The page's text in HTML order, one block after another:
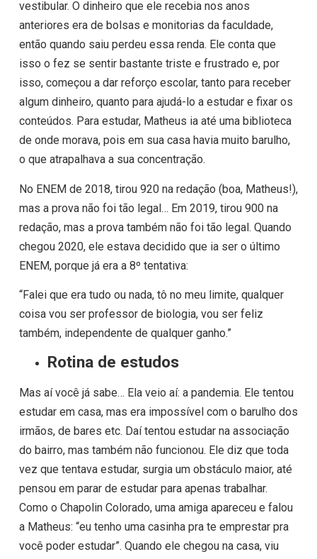
vestibular. O dinheiro que ele recebia nos anos
anteriores era de bolsas e monitorias da faculdade,
então quando saiu perdeu essa renda. Ele conta que
isso o fez se sentir bastante triste e frustrado e, por
isso, começou a dar reforço escolar, tanto para receber
algum dinheiro, quanto para ajudá-lo a estudar e fixar os
conteúdos. Para estudar, Matheus ia até uma biblioteca
de onde morava, pois em sua casa havia muito barulho,
o que atrapalhava a sua concentração.
No ENEM de 2018, tirou 920 na redação (boa, Matheus!),
mas a prova não foi tão legal… Em 2019, tirou 900 na
redação, mas a prova também não foi tão legal. Quando
chegou 2020, ele estava decidido que ia ser o último
ENEM, porque já era a 8º tentativa:
“Falei que era tudo ou nada, tô no meu limite, qualquer
coisa vou ser professor de biologia, vou ser feliz
também, independente de qualquer ganho.”
Rotina de estudos
Mas aí você já sabe… Ela veio aí: a pandemia. Ele tentou
estudar em casa, mas era impossível com o barulho dos
irmãos, de bares etc. Daí tentou estudar na associação
do bairro, mas também não funcionou. Ele diz que toda
vez que tentava estudar, surgia um obstáculo maior, até
pensou em parar de estudar para apenas trabalhar.
Como o Chapolin Colorado, uma amiga apareceu e falou
a Matheus: “eu tenho uma casinha pra te emprestar pra
você poder estudar”. Quando ele chegou na casa, viu